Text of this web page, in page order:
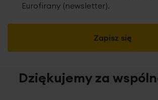
Zapisz się
Eurofirany (newsletter).
Dziękujemy za